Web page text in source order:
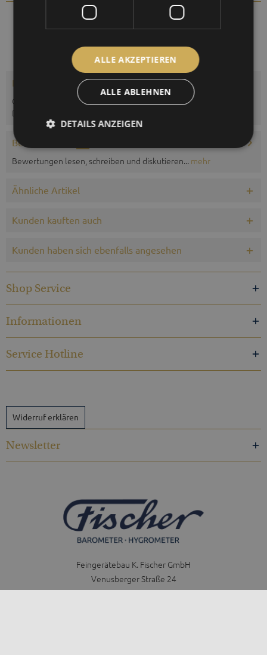
Artikel-Nr.: 103PMU
Beschreibung
Quarzuhr im polierten oder verchromten Messinggehäuse.
Durchmesser 165 mm. Mineralglasabdeckung....
Bewertungen
Bewertungen lesen, schreiben und diskutieren... mehr
Ähnliche Artikel
Kunden kauften auch
Kunden haben sich ebenfalls angesehen
Feingerätebau K. Fischer GmbH
Venusberger Straße 24
09430 Drebach
Shop Service
Informationen
Service Hotline
Widerruf erklären
Newsletter
ALLE AKZEPTIEREN
ALLE ABLEHNEN
DETAILS ANZEIGEN